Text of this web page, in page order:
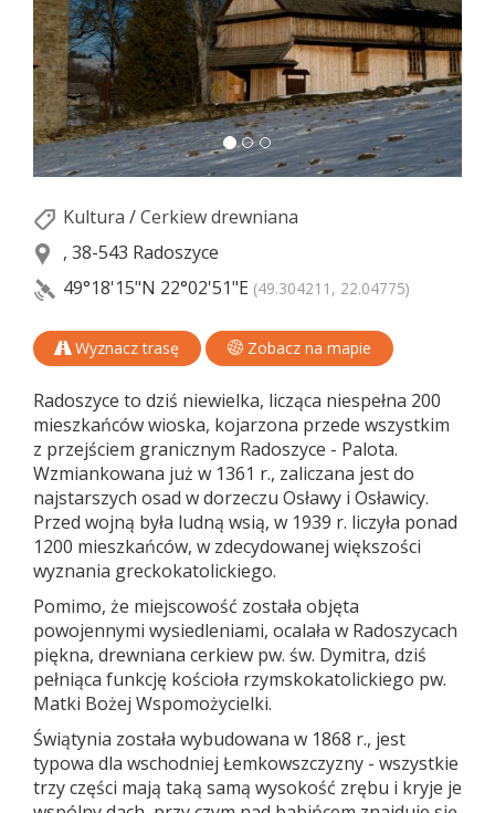
Kultura /Cerkiew drewniana
, 38-543 Radoszyce
49°18'15"N 22°02'51"E (49.304211, 22.04775)
Wyznacz trasę Zobacz na mapie
Radoszyce to dziś niewielka, licząca niespełna 200
mieszkańców wioska, kojarzona przede wszystkim
z przejściem granicznym Radoszyce - Palota.
Wzmiankowana już w 1361 r., zaliczana jest do
najstarszych osad w dorzeczu Osławy i Osławicy.
Przed wojną była ludną wsią, w 1939 r. liczyła ponad
1200 mieszkańców, w zdecydowanej większości
wyznania greckokatolickiego.
Pomimo, że miejscowość została objęta
powojennymi wysiedleniami, ocalała w Radoszycach
piękna, drewniana cerkiew pw. św. Dymitra, dziś
pełniąca funkcję kościoła rzymskokatolickiego pw.
Matki Bożej Wspomożycielki.
Świątynia została wybudowana w 1868 r., jest
typowa dla wschodniej Łemkowszczyzny - wszystkie
trzy części mają taką samą wysokość zrębu i kryje je